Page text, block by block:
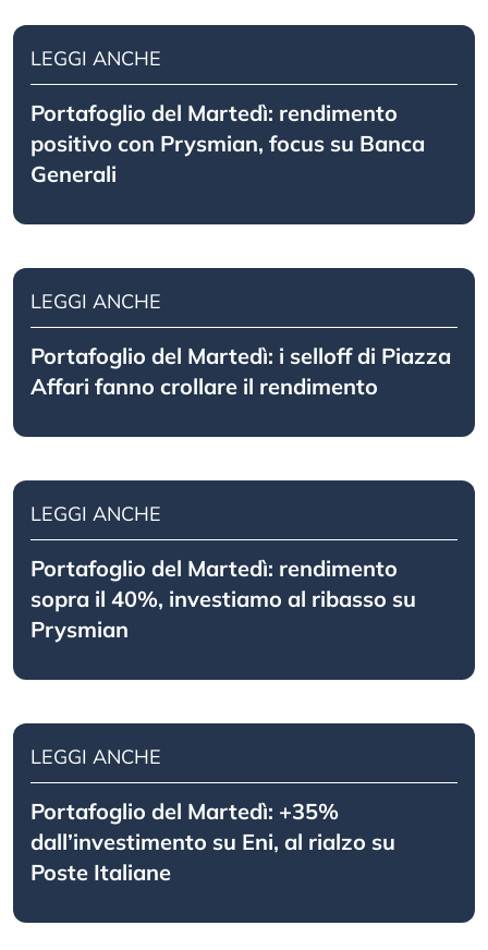
LEGGI ANCHE
Portafoglio del Martedì: rendimento
positivo con Prysmian, focus su Banca
Generali
LEGGI ANCHE
Portafoglio del Martedì: i selloff di Piazza
Affari fanno crollare il rendimento
LEGGI ANCHE
Portafoglio del Martedì: rendimento
sopra il 40%, investiamo al ribasso su
Prysmian
LEGGI ANCHE
Portafoglio del Martedì: +35%
dall’investimento su Eni, al rialzo su
Poste Italiane